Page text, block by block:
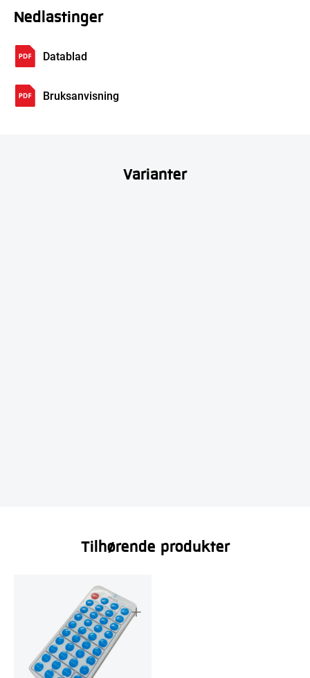
Nedlastinger
Datablad
Bruksanvisning
Varianter
Tilhørende produkter